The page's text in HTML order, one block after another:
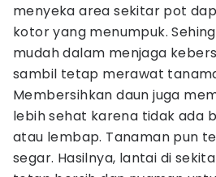
menyeka area sekitar pot
kotor yang menumpuk.
mudah dalam menjaga
sambil tetap merawat
Membersihkan daun juga
lebih sehat karena tidak ada
atau lembap. Tanaman pun
segar. Hasilnya, lantai di